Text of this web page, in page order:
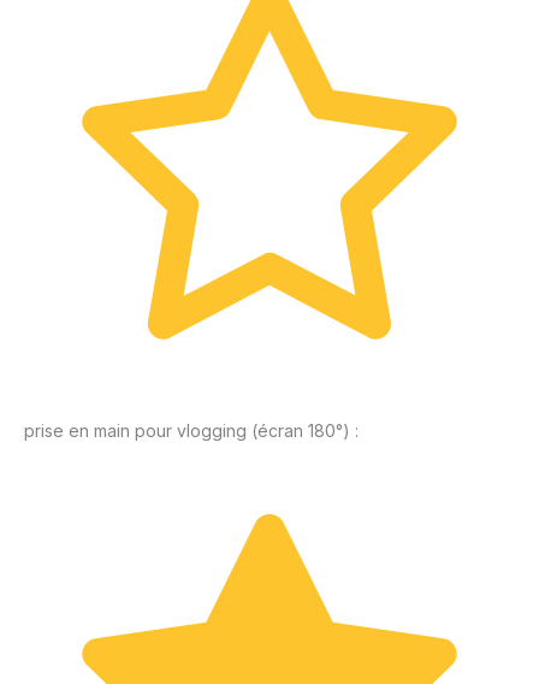
prise en main pour vlogging (écran 180°) :